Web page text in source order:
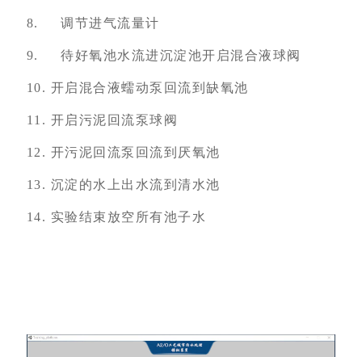
8. 调节进气流量计
9. 待好氧池水流进沉淀池开启混合液球阀
10. 开启混合液蠕动泵回流到缺氧池
11. 开启污泥回流泵球阀
12. 开污泥回流泵回流到厌氧池
13. 沉淀的水上出水流到清水池
14. 实验结束放空所有池子水